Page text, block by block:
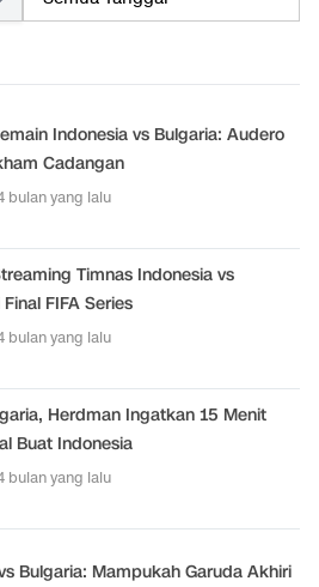
Indonesia vs Bulgaria: Audero
Cadangan
bulan yang lalu
Timnas Indonesia vs
FIFA Series
bulan yang lalu
Herdman Ingatkan 15 Menit
Buat Indonesia
bulan yang lalu
Bulgaria: Mampukah Garuda Akhiri